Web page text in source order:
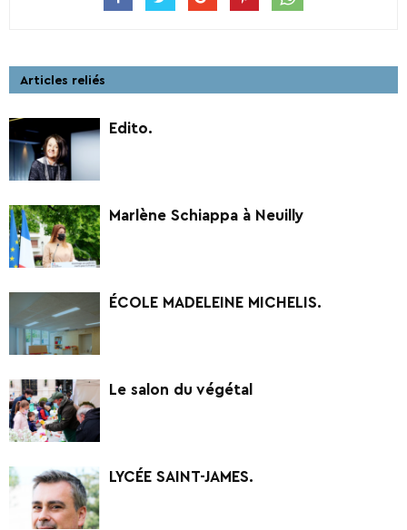
Articles reliés
Edito.
Marlène Schiappa à Neuilly
ÉCOLE MADELEINE MICHELIS.
Le salon du végétal
LYCÉE SAINT-JAMES.